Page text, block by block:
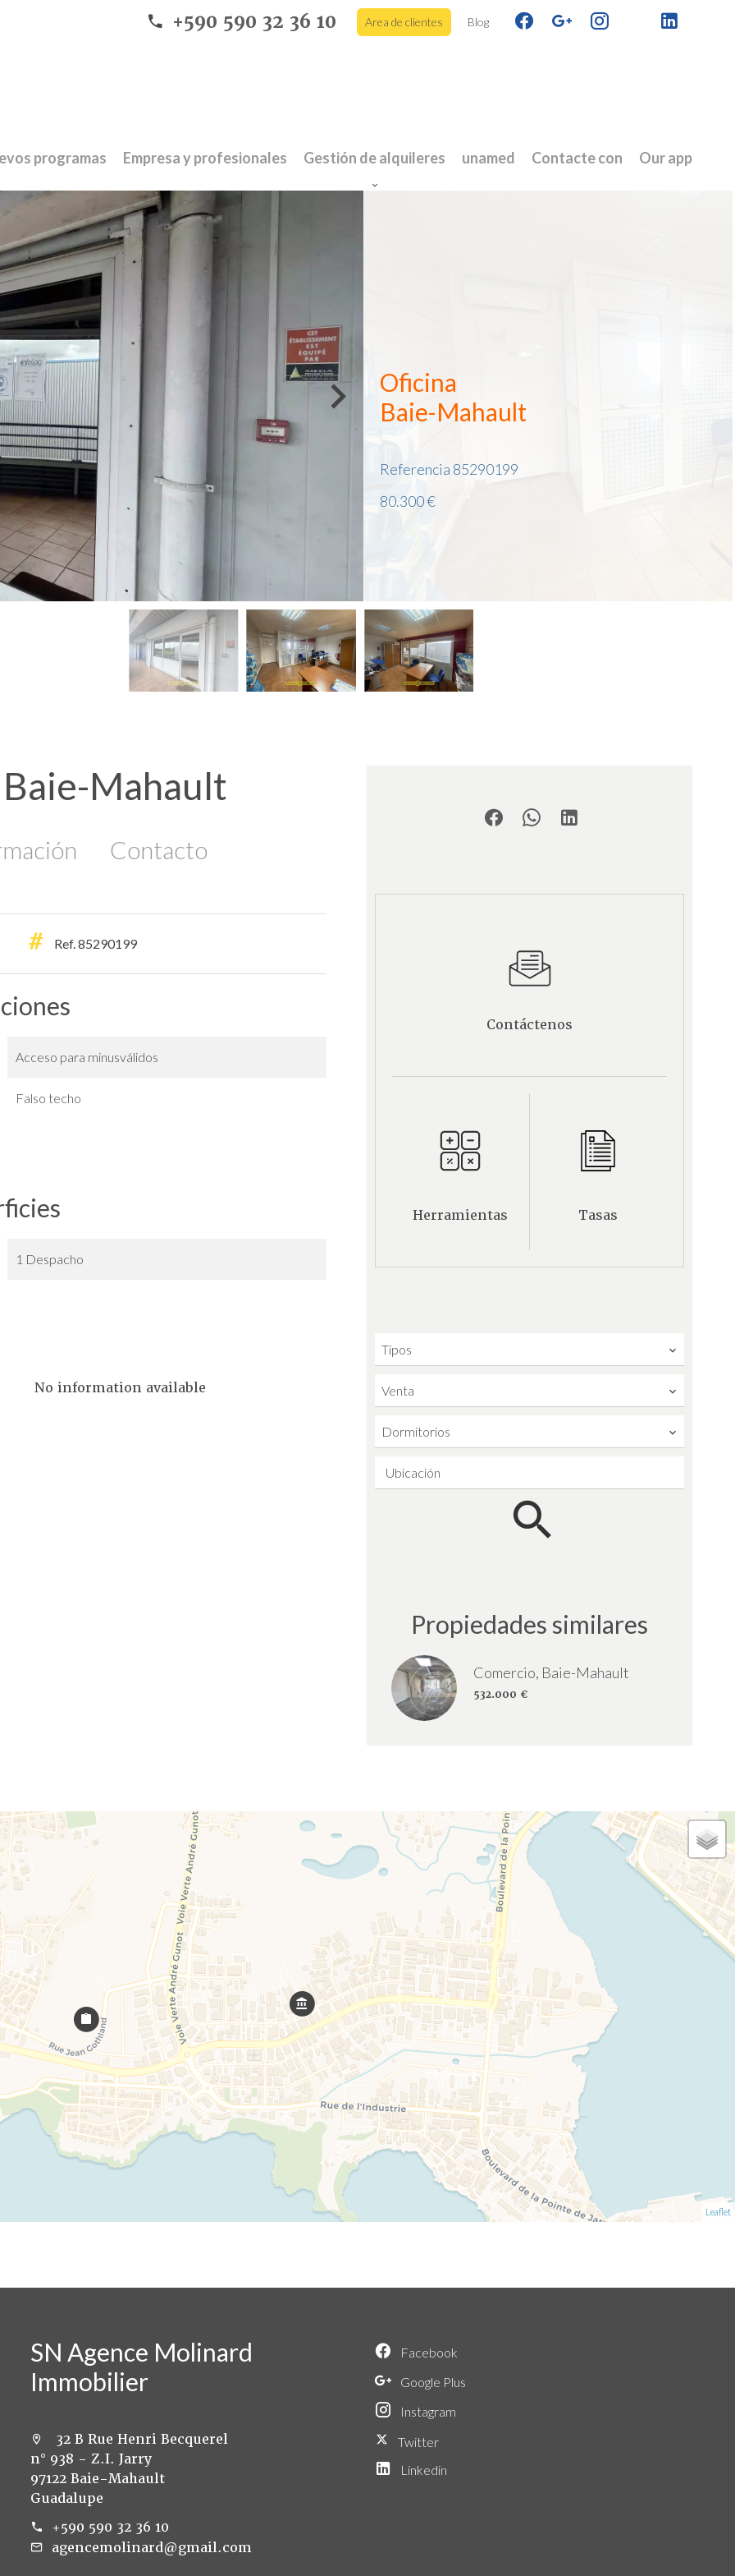
+590 590 32 36 10 Area de clientes Blog
programas Empresa y profesionales Gestión de alquileres unamed Contacte con Our app
Oficina
Baie-Mahault
Referencia 85290199
80.300 €
Mahault
Contacto
Ref. 85290199
Acceso para minusválidos
Falso techo
1 Despacho
No information available
Contáctenos
Herramientas Tasas
Tipos
Venta
Dormitorios
Ubicación
Propiedades similares
Comercio, Baie-Mahault
532.000 €
Leaflet
SN Agence Molinard
Immobilier
32 B Rue Henri Becquerel
n° 938 - Z.I. Jarry
97122 Baie-Mahault
Guadalupe
+590 590 32 36 10
agencemolinard@gmail.com
Facebook
Google Plus
Instagram
Twitter
Linkedin